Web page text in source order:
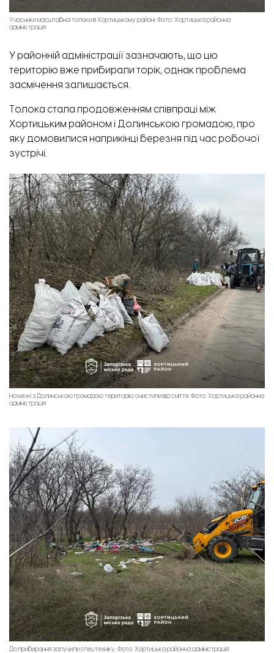
Учасники масштабної толоки в Хортицькому районі. Фото: Хортицька районна
адміністрація
У районній адміністрації зазначають, що цю
територію вже прибирали торік, однак проблема
засмічення залишається.
Толока стала продовженням співпраці між
Хортицьким районом і Долинською громадою, про
яку домовилися наприкінці березня під час робочої
зустрічі.
На межі з Долинською громадою територію очистили від сміття. Фото: Хортицька районна
адміністрація
До прибирання залучили спецтехніку. Фото: Хортицька районна адміністрація